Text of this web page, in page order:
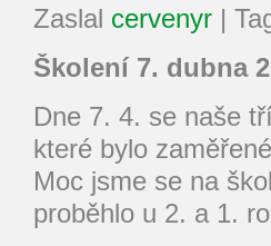
Zaslal cervenyr |
Školení 7. dubna
Dne 7. 4. se naše
které bylo
Moc jsme se na
proběhlo u 2. a 1.